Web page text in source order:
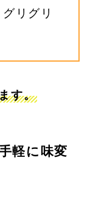
リグリ
す。
軽に味変